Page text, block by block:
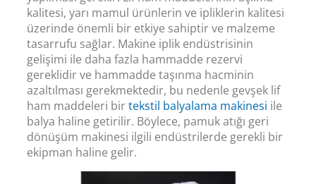
kalitesi, yarı mamul ürünlerin ve ipliklerin kalitesi
üzerinde önemli bir etkiye sahiptir ve malzeme
tasarrufu sağlar. Makine iplik endüstrisinin
gelişimi ile daha fazla hammadde rezervi
gereklidir ve hammadde taşınma hacminin
azaltılması gerekmektedir, bu nedenle gevşek lif
ham maddeleri birtekstil balyalama makinesi ile
balya haline getirilir. Böylece, pamuk atığı geri
dönüşüm makinesi ilgili endüstrilerde gerekli bir
ekipman haline gelir.